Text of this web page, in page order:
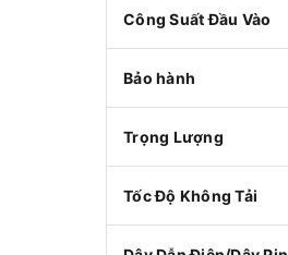
Công Suất Đầu Vào
Bảo hành
Trọng Lượng
Tốc Độ Không Tải